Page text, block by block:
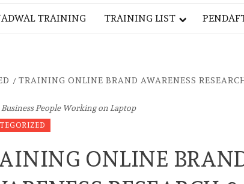
TRAINING TRAINING LIST
TRAINING ONLINE BRAND AWARENESS
People Working on Laptop
ONLINE